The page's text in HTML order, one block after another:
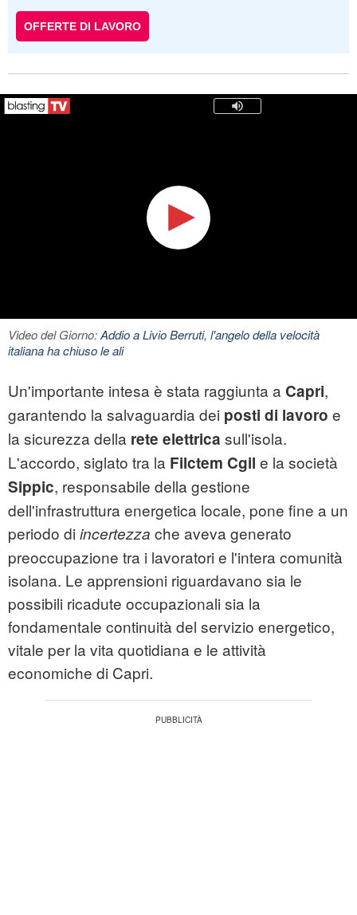
OFFERTE DI LAVORO
Video del Giorno:Addio a Livio Berruti, l'angelo della velocità
italiana ha chiuso le ali
Un'importante intesa è stata raggiunta a Capri,
garantendo la salvaguardia dei posti di lavoro e
la sicurezza della rete elettrica sull'isola.
L'accordo, siglato tra la Filctem Cgil e la società
Sippic, responsabile della gestione
dell'infrastruttura energetica locale, pone fine a un
periodo di incertezza che aveva generato
preoccupazione tra i lavoratori e l'intera comunità
isolana. Le apprensioni riguardavano sia le
possibili ricadute occupazionali sia la
fondamentale continuità del servizio energetico,
vitale per la vita quotidiana e le attività
economiche di Capri.